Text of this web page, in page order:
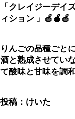
「クレイジーデイ
ィション 」🍎🍎🍎
りんごの品種ごと
酒と熟成させてい
て酸味と甘味を調
投稿：けいた